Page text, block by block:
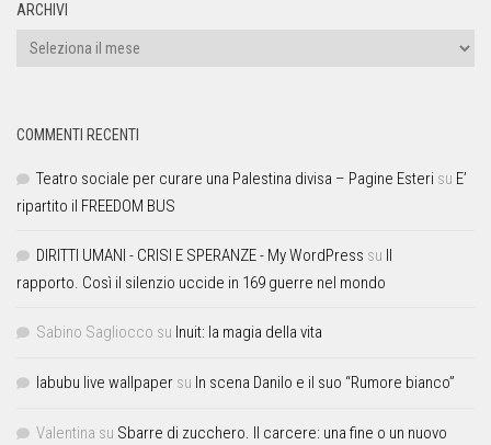
ARCHIVI
COMMENTI RECENTI
Teatro sociale per curare una Palestina divisa – Pagine Esteri su E’
ripartito il FREEDOM BUS
DIRITTI UMANI - CRISI E SPERANZE - My WordPress su Il
rapporto. Così il silenzio uccide in 169 guerre nel mondo
Sabino Sagliocco su Inuit: la magia della vita
labubu live wallpaper su In scena Danilo e il suo “Rumore bianco”
Valentina su Sbarre di zucchero. Il carcere: una fine o un nuovo